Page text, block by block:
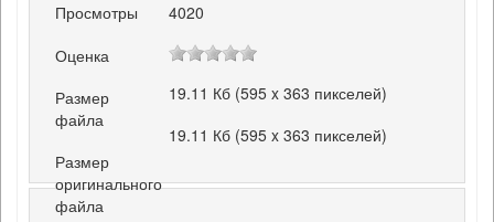
Просмотры
4020
Оценка
Размер
файла
19.11 Кб (595 x 363 пикселей)
Размер
оригинального
файла
19.11 Кб (595 x 363 пикселей)